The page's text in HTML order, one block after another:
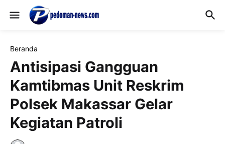
Beranda
Antisipasi Gangguan
Kamtibmas Unit Reskrim
Polsek Makassar Gelar
Kegiatan Patroli